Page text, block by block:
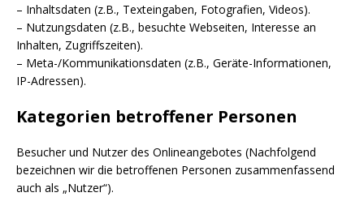
– Inhaltsdaten (z.B., Texteingaben, Fotografien, Videos).
– Nutzungsdaten (z.B., besuchte Webseiten, Interesse an
Inhalten, Zugriffszeiten).
– Meta-/Kommunikationsdaten (z.B., Geräte-Informationen,
IP-Adressen).
Kategorien betroffener Personen
Besucher und Nutzer des Onlineangebotes (Nachfolgend
bezeichnen wir die betroffenen Personen zusammenfassend
auch als „Nutzer“).